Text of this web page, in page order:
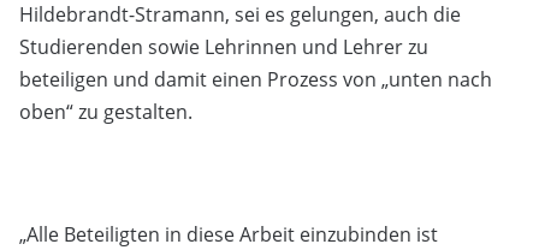
Hildebrandt-Stramann, sei es gelungen, auch die
Studierenden sowie Lehrinnen und Lehrer zu
beteiligen und damit einen Prozess von „unten nach
oben“ zu gestalten.
„Alle Beteiligten in diese Arbeit einzubinden ist